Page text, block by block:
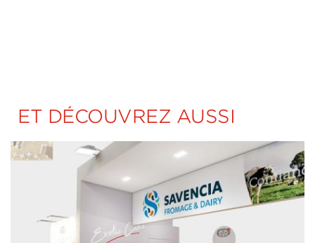
ET DÉCOUVREZ AUSSI